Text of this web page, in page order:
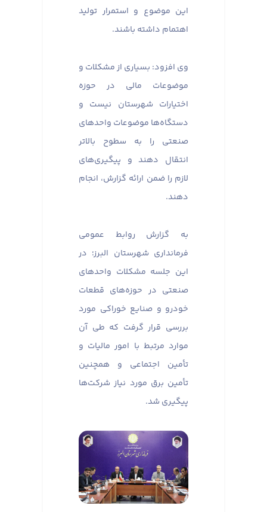
این موضوع و استمرار تولید
اهتمام داشته باشند.
وی افزود: بسیاری از مشکلات و
موضوعات مالی در حوزه
اختیارات شهرستان نیست و
دستگاه‌ها موضوعات واحدهای
صنعتی را به سطوح بالاتر
انتقال دهند و پیگیری‌های
لازم را ضمن ارائه گزارش، انجام
دهند.
به گزارش روابط عمومی
فرمانداری شهرستان البرز؛ در
این جلسه مشکلات واحدهای
صنعتی در حوزه‌های قطعات
خودرو و صنایع خوراکی مورد
بررسی قرار گرفت که طی آن
موارد مرتبط با امور مالیات و
تأمین اجتماعی و همچنین
تأمین برق مورد نیاز شرکت‌ها
پیگیری شد.